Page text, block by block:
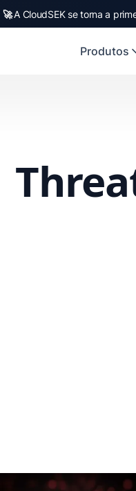
🚀A CloudSEK se torna a
Produtos